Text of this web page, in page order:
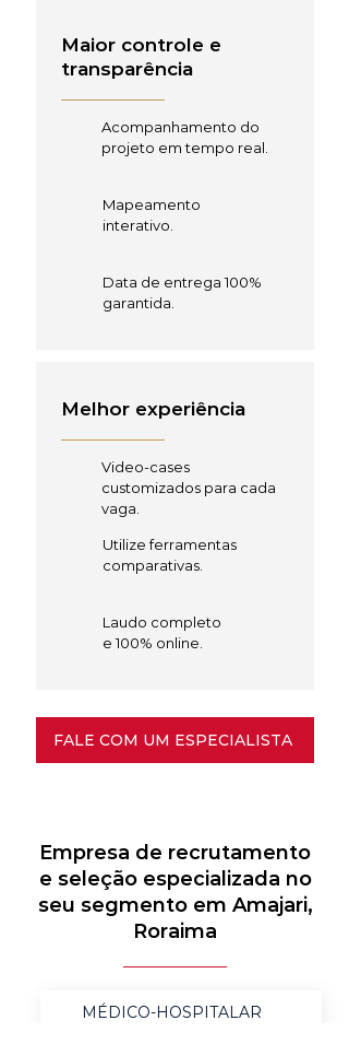
Maior controle e
transparência
Acompanhamento do
projeto em tempo real.
Mapeamento
interativo.
Data de entrega 100%
garantida.
Melhor experiência
Video-cases
customizados para cada
vaga.
Utilize ferramentas
comparativas.
Laudo completo
e 100% online.
FALE COM UM ESPECIALISTA
Empresa de recrutamento
e seleção especializada no
seu segmento em Amajari,
Roraima
MÉDICO-HOSPITALAR